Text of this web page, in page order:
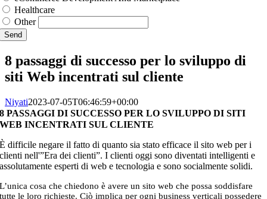
Healthcare
Other
Send
8 passaggi di successo per lo sviluppo di
siti Web incentrati sul cliente
Niyati2023-07-05T06:46:59+00:00
8 PASSAGGI DI SUCCESSO PER LO SVILUPPO DI SITI
WEB INCENTRATI SUL CLIENTE
È difficile negare il fatto di quanto sia stato efficace il sito web per i
clienti nell'”Era dei clienti”. I clienti oggi sono diventati intelligenti e
assolutamente esperti di web e tecnologia e sono socialmente solidi.
L’unica cosa che chiedono è avere un sito web che possa soddisfare
tutte le loro richieste. Ciò implica per ogni business verticali possedere